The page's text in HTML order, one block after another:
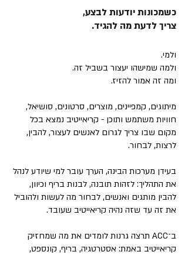
כשמכונות יודעות לבצע,
צריך לדעת מה להגיד.
ולמי.
ולמה שמישהו יעצור בשביל זה.
ומה זה אמור להזיז.
מיתוגים, קמפיינים, מוצרים, סרטונים, סושיאל,
חוויות משתמש ותוכן - קריאייטיב נמצא בכל
מקום שבו צריך לגרום לאנשים לעצור, להבין,
לרצות, לבחור.
בעידן מערכות הבינה, הערך עובר למי שיודע לנהל
את התהליך: לזהות תובנה, לבנות בריף וכיוון,
להבין מותגים ואנשים, לבחור מה לעשות ולהוביל
את זה עד שזה נהיה קריאייטיב שעובד.
ב־ACC תרצה גרנות לומדים את מה שמחזיק
קריאייטיב באמת: אסטרטגיה, בריף, קונספט,